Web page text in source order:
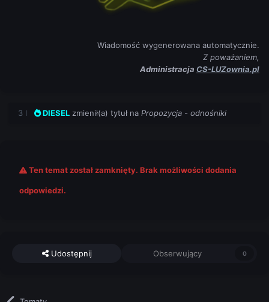
Wiadomość wygenerowana automatycznie.
Z poważaniem,
Administracja CS-LUZownia.pl
3 l DIESEL zmienił(a) tytuł na Propozycja - odnośniki
Ten temat został zamknięty. Brak możliwości dodania
odpowiedzi.
Udostępnij Obserwujący 0